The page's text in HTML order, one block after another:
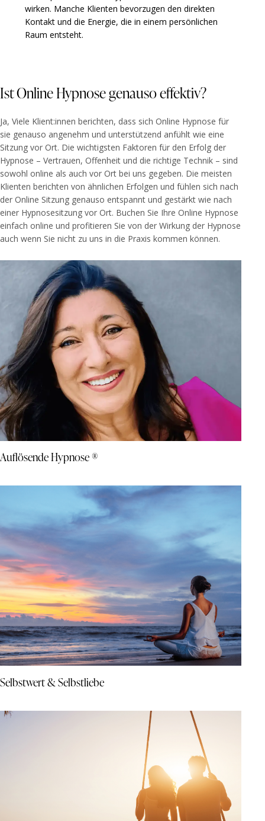
wirken. Manche Klienten bevorzugen den direkten
Kontakt und die Energie, die in einem persönlichen
Raum entsteht.
Ist Online Hypnose genauso effektiv?
Ja, Viele Klient:innen berichten, dass sich Online Hypnose für
sie genauso angenehm und unterstützend anfühlt wie eine
Sitzung vor Ort. Die wichtigsten Faktoren für den Erfolg der
Hypnose – Vertrauen, Offenheit und die richtige Technik – sind
sowohl online als auch vor Ort bei uns gegeben. Die meisten
Klienten berichten von ähnlichen Erfolgen und fühlen sich nach
der Online Sitzung genauso entspannt und gestärkt wie nach
einer Hypnosesitzung vor Ort. Buchen Sie Ihre Online Hypnose
einfach online und profitieren Sie von der Wirkung der Hypnose
auch wenn Sie nicht zu uns in die Praxis kommen können.
Auflösende Hypnose ®
Selbstwert & Selbstliebe